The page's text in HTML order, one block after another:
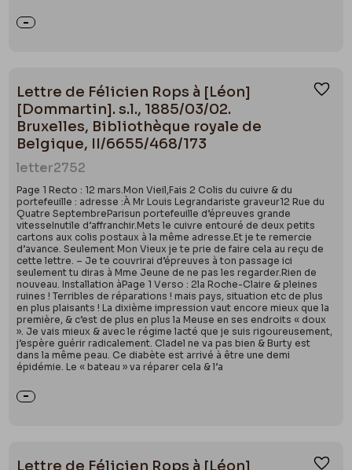
Lettre de Félicien Rops à [Léon]
[Dommartin]. s.l., 1885/03/02.
Bruxelles, Bibliothèque royale de
Belgique, II/6655/468/173
letter2752
Page 1 Recto : 12 mars.Mon Vieil,Fais 2 Colis du cuivre & du
portefeuille : adresse :À Mr Louis Legrandariste graveur12 Rue du
Quatre SeptembreParisun portefeuille d’épreuves grande
vitesseInutile d’affranchir.Mets le cuivre entouré de deux petits
cartons aux colis postaux à la même adresse.Et je te remercie
d’avance. Seulement Mon Vieux je te prie de faire cela au reçu de
cette lettre. – Je te couvrirai d’épreuves à ton passage ici
seulement tu diras à Mme Jeune de ne pas les regarder.Rien de
nouveau. Installation àPage 1 Verso : 2la Roche-Claire & pleines
ruines ! Terribles de réparations ! mais pays, situation etc de plus
en plus plaisants ! La dixième impression vaut encore mieux que la
première, & c’est de plus en plus la Meuse en ses endroits « doux
». Je vais mieux & avec le régime lacté que je suis rigoureusement,
j’espère guérir radicalement. Cladel ne va pas bien & Burty est
dans la même peau. Ce diabète est arrivé à être une demi
épidémie. Le « bateau » va réparer cela & l’a
Lettre de Félicien Rops à [Léon]